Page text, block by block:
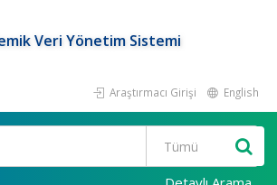
Veri Yönetim Sistemi
Araştırmacı Girişi English